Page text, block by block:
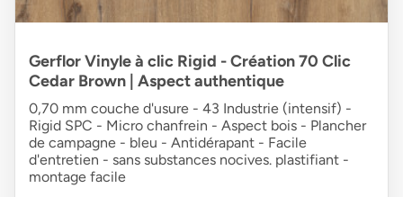
Gerflor Vinyle à clic Rigid - Création 70 Clic
Cedar Brown | Aspect authentique
0,70 mm couche d'usure - 43 Industrie (intensif) -
Rigid SPC - Micro chanfrein - Aspect bois - Plancher
de campagne - bleu - Antidérapant - Facile
d'entretien - sans substances nocives. plastifiant -
montage facile